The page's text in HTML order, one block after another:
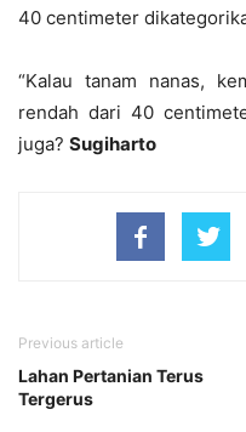
40 centimeter
“Kalau tanam nanas,
rendah dari 40
juga? Sugiharto
Previous article
Lahan Pertanian Terus
Tergerus